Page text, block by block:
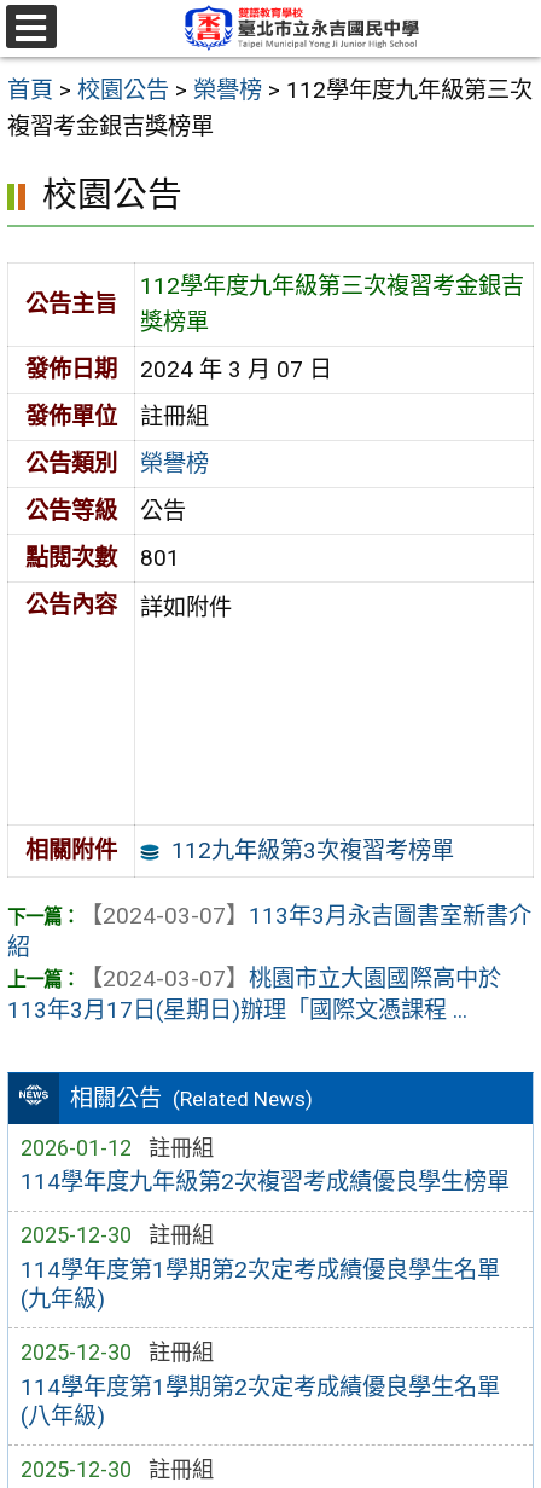
跳
至
主
要
區
選
單
首頁 > 校園公告 > 榮譽榜 > 112學年度九年級第三次
複習考金銀吉獎榜單
相關公告 (Related News)
2026-01-12 註冊組
114學年度九年級第2次複習考成績優良學生榜單
2025-12-30 註冊組
114學年度第1學期第2次定考成績優良學生名單
(九年級)
2025-12-30 註冊組
114學年度第1學期第2次定考成績優良學生名單
(八年級)
2025-12-30 註冊組
校園公告
公告主旨
112學年度九年級第三次複習考金銀吉
獎榜單
發佈日期
2024 年 3 月 07 日
發佈單位
註冊組
公告類別
榮譽榜
公告等級
公告
點閱次數
801
公告內容
詳如附件
相關附件 112九年級第3次複習考榜單
【2024-03-07】 113年3月永吉圖書室新書介
紹
【2024-03-07】 桃園市立大園國際高中於
113年3月17日(星期日)辦理「國際文憑課程 ...